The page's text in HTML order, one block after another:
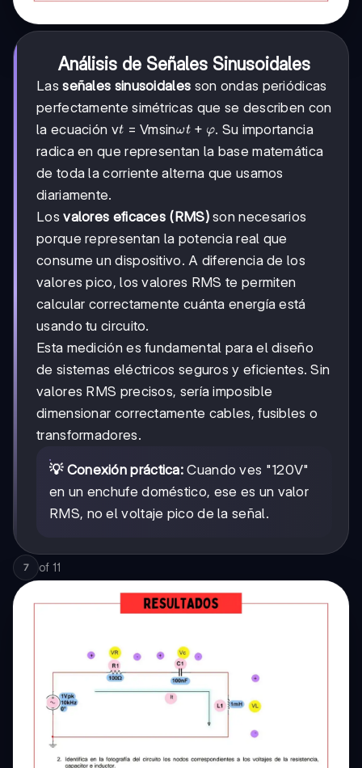
Análisis de Señales Sinusoidales
Lasseñales sinusoidales son ondas periódicas
perfectamente simétricas que se describen con
la ecuación vt
t = Vmsinωt
+
φ
ωt + φ. Su importancia
radica en que representan la base matemática
de toda la corriente alterna que usamos
diariamente.
Losvalores eficaces (RMS)son necesarios
porque representan la potencia real que
consume un dispositivo. A diferencia de los
valores pico, los valores RMS te permiten
calcular correctamente cuánta energía está
usando tu circuito.
Esta medición es fundamental para el diseño
de sistemas eléctricos seguros y eficientes. Sin
valores RMS precisos, sería imposible
dimensionar correctamente cables, fusibles o
transformadores.
💡 Conexión práctica: Cuando ves "120V"
en un enchufe doméstico, ese es un valor
RMS, no el voltaje pico de la señal.
7 of 11